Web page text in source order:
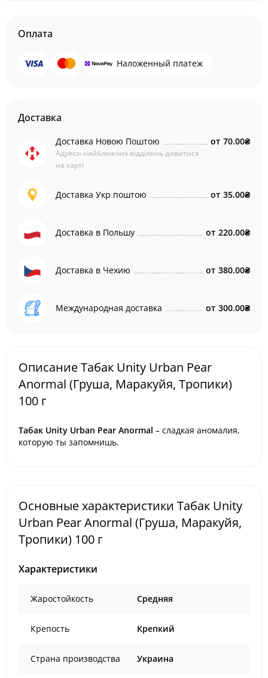
Оплата
Наложенный платеж
Доставка
Доставка Новою Поштою
Адреси найближчих відділень дивитися
на карті
от 70.00₴
Доставка Укр поштою от 35.00₴
Доставка в Польшу от 220.00₴
Доставка в Чехию от 380.00₴
Международная доставка от 300.00₴
Описание Табак Unity Urban Pear
Anormal (Груша, Маракуйя, Тропики)
100 г
Табак Unity Urban Pear Anormal – сладкая аномалия,
которую ты запомнишь.
Основные характеристики Табак Unity
Urban Pear Anormal (Груша, Маракуйя,
Тропики) 100 г
Характеристики
Жаростойкость Средняя
Крепость Крепкий
Страна производства Украина